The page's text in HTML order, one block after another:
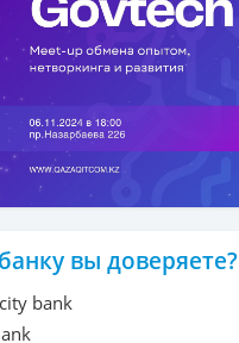
вы доверяете?
bank